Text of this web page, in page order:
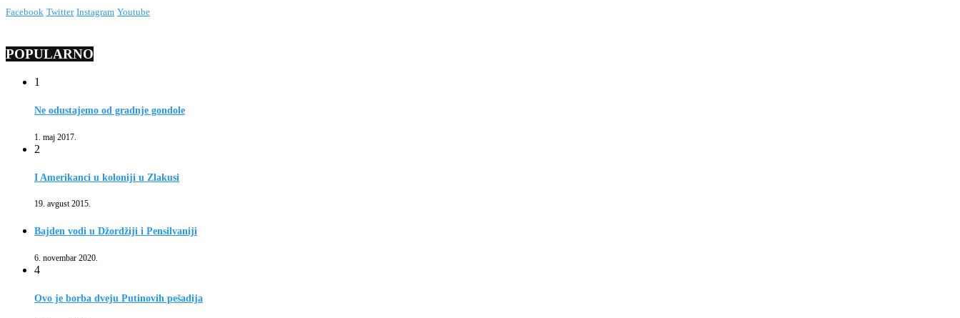
Facebook Twitter Instagram Youtube
POPULARNO
1
Ne odustajemo od gradnje gondole
1. maj 2017.
2
I Amerikanci u koloniji u Zlakusi
19. avgust 2015.
Bajden vodi u Džordžiji i Pensilvaniji
6. novembar 2020.
4
Ovo je borba dveju Putinovih pešadija